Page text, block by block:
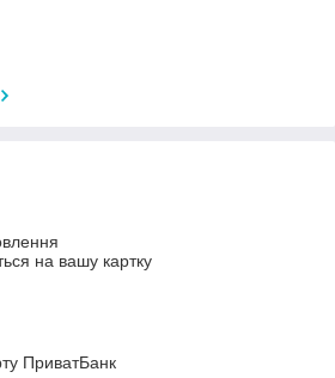
на вашу картку
ПриватБанк